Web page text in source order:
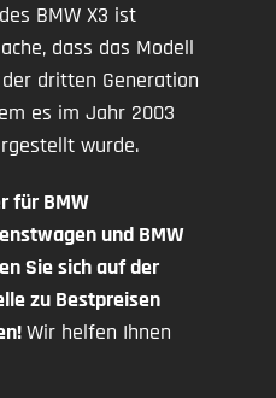
BMW X3 ist
dass das Modell
dritten Generation
es im Jahr 2003
wurde.
für BMW
und BMW
Sie sich auf der
zu Bestpreisen
Wir helfen Ihnen